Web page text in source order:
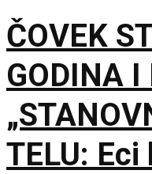
ČOVEK
GODINA
TELU: Eci